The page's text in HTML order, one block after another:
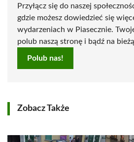
Przyłącz się do naszej
gdzie możesz dowiedzieć się
wydarzeniach w Piasecznie.
polub naszą stronę i bądź na
Polub nas!
Zobacz Także